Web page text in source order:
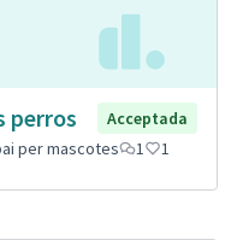
perros
Acceptada
per mascotes 1 1